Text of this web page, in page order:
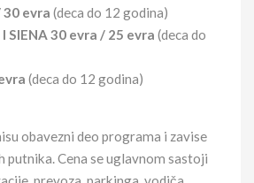
30 evra (deca do 12 godina)
SIENA 30 evra / 25 evra (deca do
(deca do 12 godina)
obavezni deo programa i zavise
putnika. Cena se uglavnom sastoji